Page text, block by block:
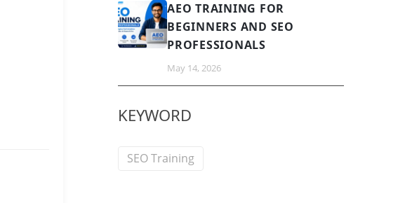
AEO TRAINING FOR
BEGINNERS AND SEO
PROFESSIONALS
May 14, 2026
KEYWORD
SEO Training